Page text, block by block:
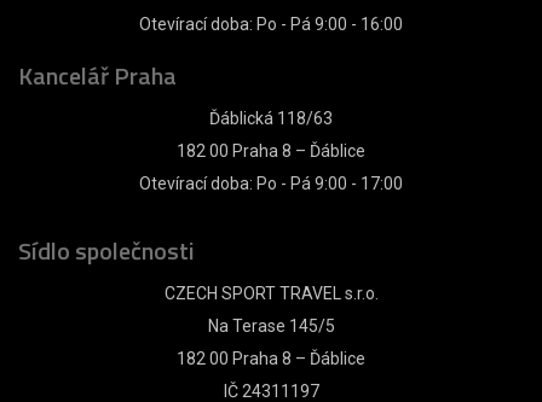
Otevírací doba: Po - Pá 9:00 - 16:00
Kancelář Praha
Ďáblická 118/63
182 00 Praha 8 – Ďáblice
Otevírací doba: Po - Pá 9:00 - 17:00
Sídlo společnosti
CZECH SPORT TRAVEL s.r.o.
Na Terase 145/5
182 00 Praha 8 – Ďáblice
IČ 24311197